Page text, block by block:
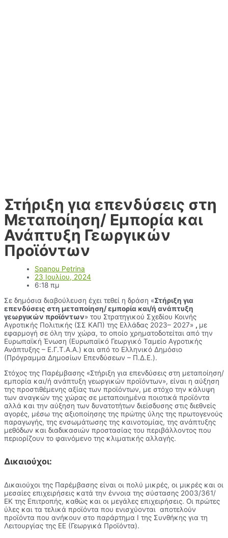
Στήριξη για επενδύσεις στη
Μεταποίηση/ Εμπορία και
Ανάπτυξη Γεωργικών
Προϊόντων
Spanou Petrina
23 Ιουλίου, 2024
6:18 πμ
Σε δημόσια διαβούλευση έχει τεθεί η δράση «Στήριξη για
επενδύσεις στη μεταποίηση/ εμπορία και/ή ανάπτυξη
γεωργικών προϊόντων» του Στρατηγικού Σχεδίου Κοινής
Αγροτικής Πολιτικής (ΣΣ ΚΑΠ) της Ελλάδας 2023– 2027» , με
εφαρμογή σε όλη την χώρα, το οποίο χρηματοδοτείται από την
Ευρωπαϊκή Ένωση (Ευρωπαϊκό Γεωργικό Ταμείο Αγροτικής
Ανάπτυξης – Ε.Γ.Τ.Α.Α.) και από το Ελληνικό Δημόσιο
(Πρόγραμμα Δημοσίων Επενδύσεων – Π.Δ.Ε.).
Στόχος της Παρέμβασης «Στήριξη για επενδύσεις στη μεταποίηση/
εμπορία και/ή ανάπτυξη γεωργικών προϊόντων», είναι η αύξηση
της προστιθέμενης αξίας των προϊόντων, με στόχο την κάλυψη
των αναγκών της χώρας σε μεταποιημένα ποιοτικά προϊόντα
αλλά και την αύξηση των δυνατοτήτων διείσδυσης στις διεθνείς
αγορές, μέσω της αξιοποίησης της πρώτης ύλης της πρωτογενούς
παραγωγής, της ενσωμάτωσης της καινοτομίας, της ανάπτυξης
μεθόδων και διαδικασιών προστασίας του περιβάλλοντος που
περιορίζουν το φαινόμενο της κλιματικής αλλαγής.
Δικαιούχοι:
Δικαιούχοι της Παρέμβασης είναι οι πολύ μικρές, οι μικρές και οι
μεσαίες επιχειρήσεις κατά την έννοια της σύστασης 2003/361/
ΕΚ της Επιτροπής, καθώς και οι μεγάλες επιχειρήσεις. Οι πρώτες
ύλες και τα τελικά προϊόντα που ενισχύονται αποτελούν
προϊόντα που ανήκουν στο παράρτημα Ι της Συνθήκης για τη
Λειτουργίας της ΕΕ (Γεωργικά Προϊόντα).